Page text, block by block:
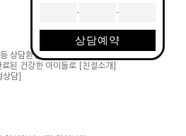
- -
상담예약
등 상담환영!
된 건강한 아이들로
[친절소개]
상담]